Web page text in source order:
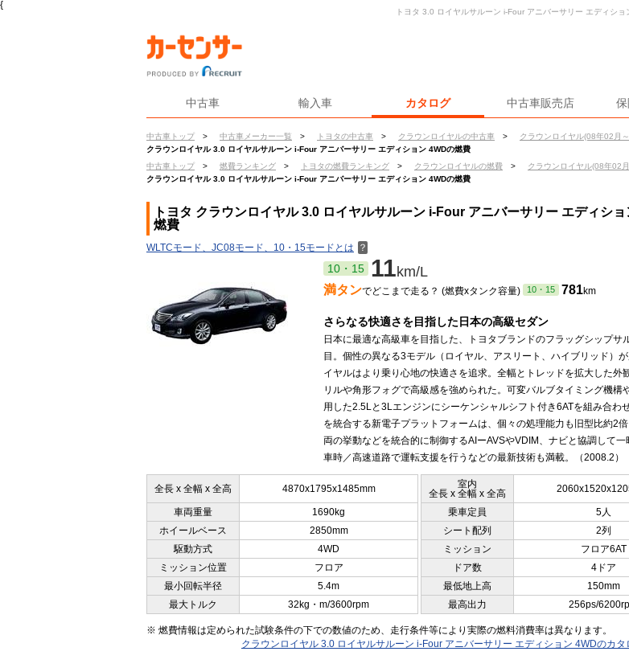
{
中古車 輸入車 カタログ 中古車販売店
中古車トップ > 中古車メーカー一覧 > トヨタの中古車 > クラウンロイヤルの中古車 > クラウンロイヤル(08年02月
クラウンロイヤル 3.0 ロイヤルサルーン i-Four アニバーサリー エディション 4WDの燃費
中古車トップ
> 燃費ランキング > トヨタの燃費ランキング > クラウンロイヤルの燃費 > クラウンロイヤル(08年02
クラウンロイヤル 3.0 ロイヤルサルーン i-Four アニバーサリー エディション 4WDの燃費
トヨタ 3.0 ロイヤルサルーン i-Four アニバーサリー エディシ
トヨタ クラウンロイヤル 3.0 ロイヤルサルーン i-Four アニバーサリー エディシ
燃費
WLTCモード、JC08モード、10・15モードとは ？
10・15 11km/L
満タンでどこまで走る？ (燃費xタンク容量) 10・15 781km
さらなる快適さを目指した日本の高級セダン
日本に最適な高級車を目指した、トヨタブランドのフラッグシップサ
目。個性の異なる3モデル（ロイヤル、アスリート、ハイブリッド）
イヤルはより乗り心地の快適さを追求。全幅とトレッドを拡大した外
リルや角形フォグで高級感を強められた。可変バルブタイミング機構
用した2.5Lと3Lエンジンにシーケンシャルシフト付き6ATを組み合わ
を統合する新電子プラットフォームは、個々の処理能力も旧型比約2
両の挙動などを統合的に制御するAIーAVSやVDIM、ナビと協調して
車時／高速道路で運転支援を行うなどの最新技術も満載。（2008.2）
全長 x 全幅 x 全高 4870x1795x1485mm
室内
全長 x 全幅 x 全高
車両重量 1690kg 乗車定員
5人
ホイールベース
2850mm シート配列
2列
駆動方式
4WD ミッション
フロア6AT
ミッション位置
フロア ドア数
4ドア
最小回転半径
5.4m 最低地上高
150mm
最大トルク
32kg・m/3600rpm 最高出力 256ps/
※ 燃費情報は定められた試験条件の下での数値のため、走行条件等により実際の燃料消費率は異なります。
クラウンロイヤル 3.0 ロイヤルサルーン i-Four アニバーサリー エディション 4WDのカタ